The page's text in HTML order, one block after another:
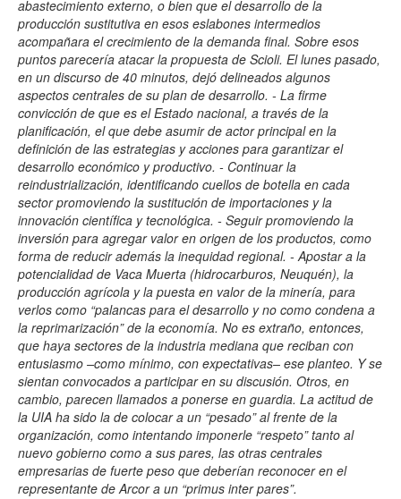
abastecimiento externo, o bien que el desarrollo de la
producción sustitutiva en esos eslabones intermedios
acompañara el crecimiento de la demanda final. Sobre esos
puntos parecería atacar la propuesta de Scioli. El lunes pasado,
en un discurso de 40 minutos, dejó delineados algunos
aspectos centrales de su plan de desarrollo. - La firme
convicción de que es el Estado nacional, a través de la
planificación, el que debe asumir de actor principal en la
definición de las estrategias y acciones para garantizar el
desarrollo económico y productivo. - Continuar la
reindustrialización, identificando cuellos de botella en cada
sector promoviendo la sustitución de importaciones y la
innovación científica y tecnológica. - Seguir promoviendo la
inversión para agregar valor en origen de los productos, como
forma de reducir además la inequidad regional. - Apostar a la
potencialidad de Vaca Muerta (hidrocarburos, Neuquén), la
producción agrícola y la puesta en valor de la minería, para
verlos como “palancas para el desarrollo y no como condena a
la reprimarización” de la economía. No es extraño, entonces,
que haya sectores de la industria mediana que reciban con
entusiasmo –como mínimo, con expectativas– ese planteo. Y se
sientan convocados a participar en su discusión. Otros, en
cambio, parecen llamados a ponerse en guardia. La actitud de
la UIA ha sido la de colocar a un “pesado” al frente de la
organización, como intentando imponerle “respeto” tanto al
nuevo gobierno como a sus pares, las otras centrales
empresarias de fuerte peso que deberían reconocer en el
representante de Arcor a un “primus inter pares”.